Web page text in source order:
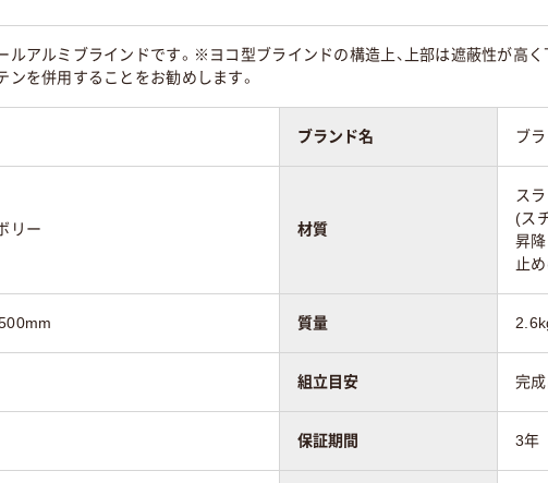
ルアルミブラインドです。※ヨコ型ブラインドの構造上、上部は遮蔽性が高
ンを併用することをお勧めします。
ブランド名 ブ
リー 材質
ス
(ス
昇降
止
質量
組立目安 完
保証期間 3年